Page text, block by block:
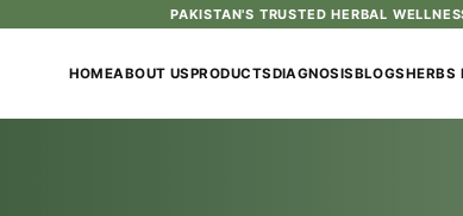
PAKISTAN'S TRUSTED HERBAL
HOMEABOUT USPRODUCTSDIAGNOSISBLOGSHERBS